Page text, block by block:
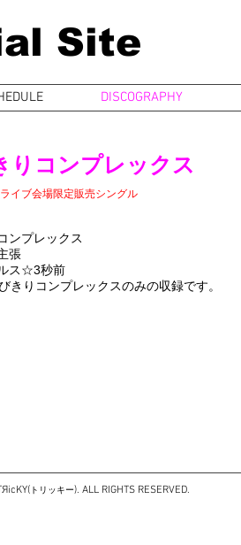
Site
DISCOGRAPHY
りコンプレックス
ライブ会場限定販売シングル
ンプレックス
張
ス☆3秒前
きりコンプレックスのみの収録です。
トリッキー). ALL RIGHTS RESERVED.